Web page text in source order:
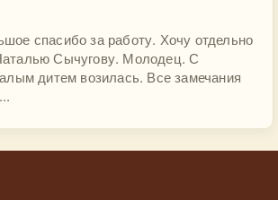
спасибо за работу. Хочу отдельно
Сычугову. Молодец. С
дитем возилась. Все замечания